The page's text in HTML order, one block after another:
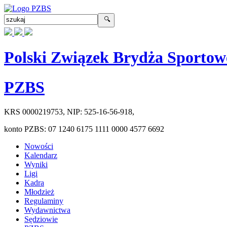
Polski Związek Brydża
PZBS
KRS 0000219753, NIP: 525-16-56-918,
konto PZBS: 07 1240 6175 1111 0000 4577 6692
Nowości
Kalendarz
Wyniki
Ligi
Kadra
Młodzież
Regulaminy
Wydawnictwa
Sędziowie